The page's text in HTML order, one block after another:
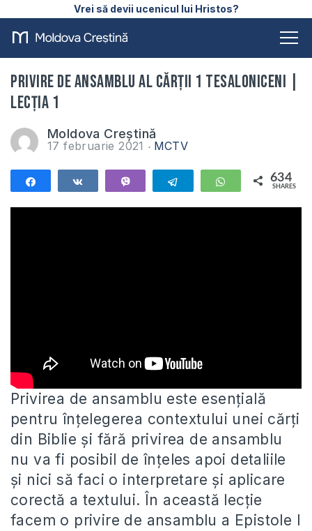
Vrei să devii ucenicul lui Hristos?
Privire de ansamblu al cărții 1 Tesaloniceni |
Lecția 1
Moldova Creștină
17 februarie 2021 MCTV
Telegram WhatsApp
634
SHARES
Privirea de ansamblu este esențială
pentru înțelegerea contextului unei cărți
din Biblie și fără privirea de ansamblu
nu va fi posibil de înțeles apoi detaliile
și nici să faci o interpretare și aplicare
corectă a textului. În această lecție
facem o privire de ansamblu a Epistole I